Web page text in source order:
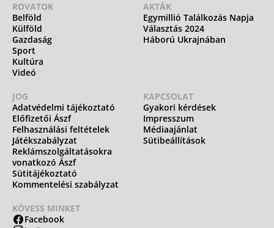
ROVATOK
Belföld
Külföld
Gazdaság
Sport
Kultúra
Videó
AKTÁK
Egymillió Találkozás Napja
Választás 2024
Háború Ukrajnában
JOG
Adatvédelmi tájékoztató
Előfizetői Ászf
Felhasználási feltételek
Játékszabályzat
Reklámszolgáltatásokra
vonatkozó Ászf
Sütitájékoztató
Kommentelési szabályzat
KAPCSOLAT
Gyakori kérdések
Impresszum
Médiaajánlat
Sütibeállítások
KÖVESS MINKET
Facebook